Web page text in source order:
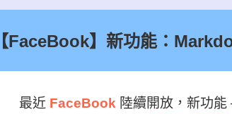
【FaceBook】新功能：
最近 FaceBook 陸續開放，新功能